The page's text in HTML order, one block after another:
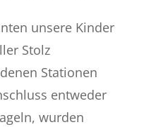
unsere Kinder
Stolz
Stationen
entweder
wurden